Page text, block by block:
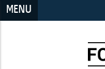
MENU